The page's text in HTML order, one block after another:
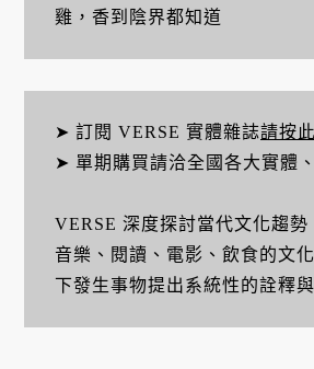
雞，香到陰界都知道
➤ 訂閱 VERSE 實體雜誌請按此
➤ 單期購買請洽全國各大實體
VERSE 深度探討當代文化趨勢
音樂、閱讀、電影、飲食的文
下發生事物提出系統性的詮釋與